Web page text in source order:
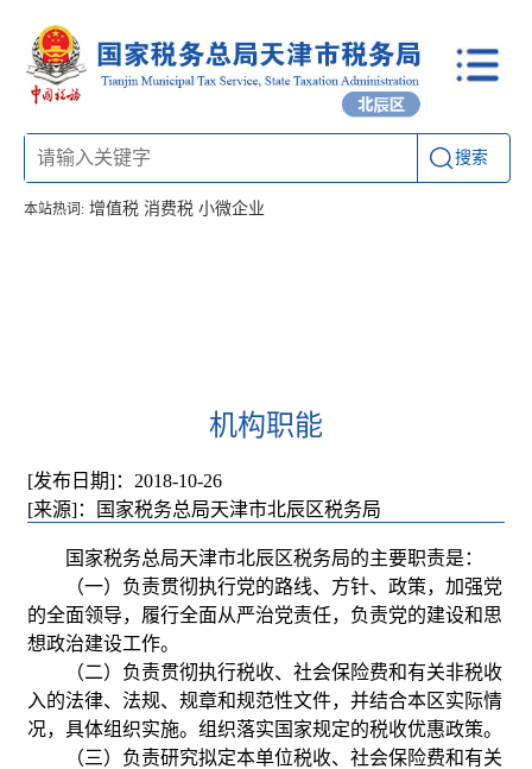
搜索
本站热词: 增值税 消费税 小微企业
机构职能
[发布日期]：2018-10-26
[来源]：国家税务总局天津市北辰区税务局
国家税务总局天津市北辰区税务局的主要职责是：
（一）负责贯彻执行党的路线、方针、政策，加强党
的全面领导，履行全面从严治党责任，负责党的建设和思
想政治建设工作。
（二）负责贯彻执行税收、社会保险费和有关非税收
入的法律、法规、规章和规范性文件，并结合本区实际情
况，具体组织实施。组织落实国家规定的税收优惠政策。
（三）负责研究拟定本单位税收、社会保险费和有关